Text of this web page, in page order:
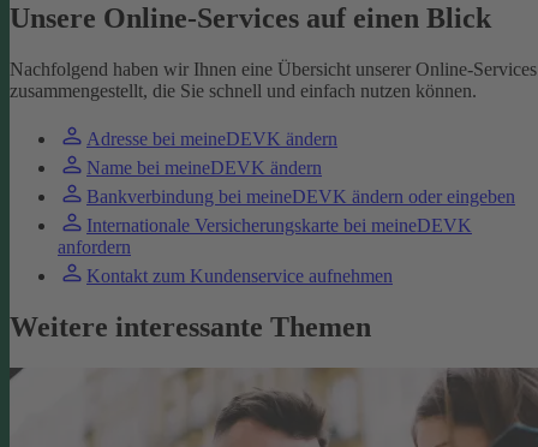
Unsere Online-Services auf einen Blick
Nachfolgend haben wir Ihnen eine Übersicht unserer Online-Services
zusammengestellt, die Sie schnell und einfach nutzen können.
Adresse bei meineDEVK ändern
Name bei meineDEVK ändern
Bankverbindung bei meineDEVK ändern oder eingeben
Internationale Versicherungskarte bei meineDEVK
anfordern
Kontakt zum Kundenservice aufnehmen
Weitere interessante Themen